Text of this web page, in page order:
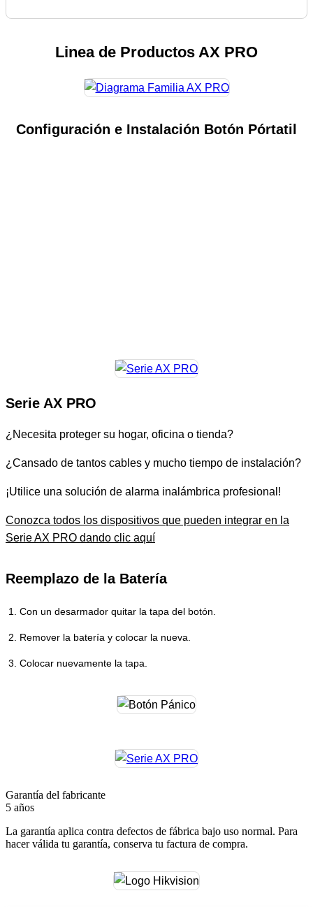
Linea de Productos AX PRO
Configuración e Instalación Botón Pórtatil
Serie AX PRO
¿Necesita proteger su hogar, oficina o tienda?
¿Cansado de tantos cables y mucho tiempo de instalación?
¡Utilice una solución de alarma inalámbrica profesional!
Conozca todos los dispositivos que pueden integrar en la
Serie AX PRO dando clic aquí
Reemplazo de la Batería
Con un desarmador quitar la tapa del botón.
Remover la batería y colocar la nueva.
Colocar nuevamente la tapa.
Garantía del fabricante
5 años
La garantía aplica contra defectos de fábrica bajo uso normal. Para
hacer válida tu garantía, conserva tu factura de compra.